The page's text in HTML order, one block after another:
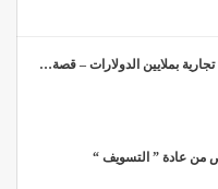
بملايين الدولارات – قصة…